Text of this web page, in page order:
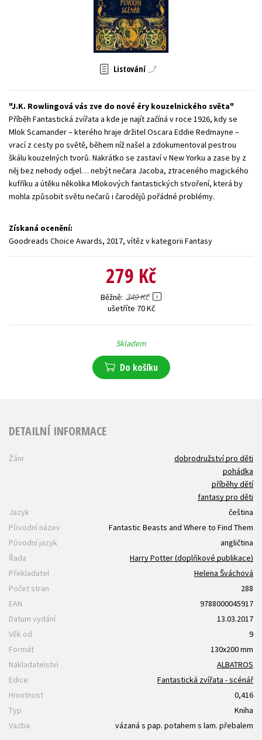
Zahraniční literatura
Všechny tituly
Listování
J.K. Rowlingová vás zve do nové éry kouzelnického světa
Příběh Fantastická zvířata a kde je najít začíná v roce 1926, kdy se
Mlok Scamander – kterého hraje držitel Oscara Eddie Redmayne –
vrací z cesty po světě, během níž našel a zdokumentoval pestrou
škálu kouzelných tvorů. Nakrátko se zastaví v New Yorku a zase by z
něj bez nehody odjel… nebýt nečara Jacoba, ztraceného magického
kufříku a útěku několika Mlokových fantastických stvoření, která by
mohla způsobit světu nečarů i čarodějů pořádné problémy.
Získaná ocenění:
Goodreads Choice Awards, 2017, vítěz v kategorii Fantasy
279 Kč
Běžně 349 Kč
ušetříte 70 Kč
Skladem
Do košíku
DETAILNÍ INFORMACE
Žánr
dobrodružství pro děti
pohádka
příběhy dětí
fantasy pro děti
Jazyk
čeština
Původní název
Fantastic Beasts and Where to Find Them
Původní jazyk
angličtina
Řada
Harry Potter (doplňkové publikace)
Překladatel
Helena Šváchová
Počet stran
288
EAN
9788000045917
Datum vydání
13.03.2017
Věk od
9
Formát
130x200 mm
Nakladatelství
ALBATROS
Edice
Fantastická zvířata - scénář
Hmotnost
0,416
Typ
Kniha
Vazba
vázaná s pap. potahem s lam. přebalem